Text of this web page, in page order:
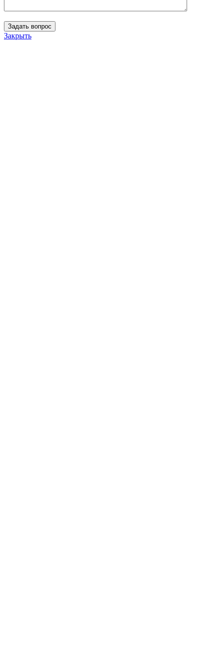
Закрыть